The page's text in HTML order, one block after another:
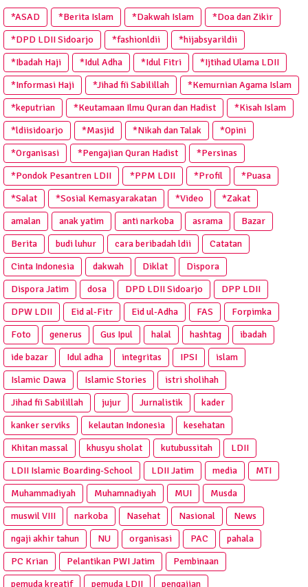
*ASAD *Berita Islam *Dakwah Islam
*Doa dan Zikir
*DPD LDII Sidoarjo
*fashionldii
*hijabsyarildii
*Ibadah Haji
*Idul Adha *Idul Fitri
*Ijtihad Ulama LDII
*Informasi Haji
*Jihad fii Sabilillah
*Kemurnian Agama Islam
*keputrian
*Keutamaan Ilmu Quran dan Hadist
*Kisah Islam
*ldiisidoarjo
*Masjid *Nikah dan Talak
*Opini
*Organisasi
*Pengajian Quran Hadist
*Persinas
*Pondok Pesantren LDII
*PPM LDII *Profil
*Puasa
*Salat
*Sosial Kemasyarakatan *Video
*Zakat
amalan
anak yatim anti narkoba asrama
Bazar
Berita
budi luhur cara beribadah ldii
Catatan
Cinta Indonesia
dakwah Diklat
Dispora
Dispora Jatim
dosa DPD LDII Sidoarjo
DPP LDII
DPW LDII
Eid al-Fitr Eid ul-Adha FAS
Forpimka
Foto
generus Gus Ipul halal hashtag
ibadah
ide bazar
Idul adha integritas IPSI
islam
Islamic Dawa
Islamic Stories
istri sholihah
Jihad fii Sabilillah
jujur Jurnalistik
kader
kanker serviks
kelautan Indonesia
kesehatan
Khitan massal
khusyu sholat kutubussitah
LDII
LDII Islamic Boarding-School
LDII Jatim media
MTI
Muhammadiyah
Muhamnadiyah MUI
Musda
muswil VIII
narkoba Nasehat Nasional
News
ngaji akhir tahun
NU organisasi PAC
pahala
PC Krian
Pelantikan PWI Jatim
Pembinaan
pemuda kreatif
pemuda LDII
pengajian